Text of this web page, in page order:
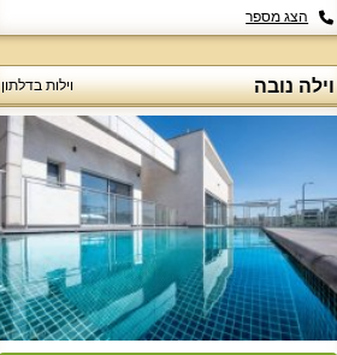
הצג מספר
וילה נובה וילות בדלתון